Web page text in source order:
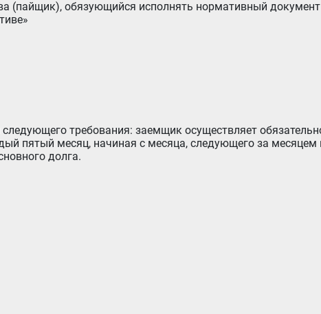
пятый месяц, начиная с месяца, следующего за
долга.